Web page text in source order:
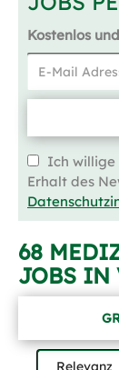
Kostenlos
Ich willige
Erhalt des
68
JOBS IN